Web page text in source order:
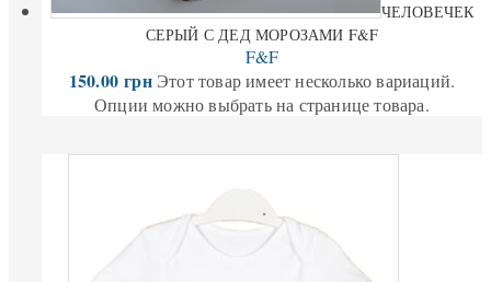
ЧЕЛОВЕЧЕК
СЕРЫЙ С ДЕД МОРОЗАМИ F&F
F&F
150.00грн Этот товар имеет несколько вариаций.
Опции можно выбрать на странице товара.